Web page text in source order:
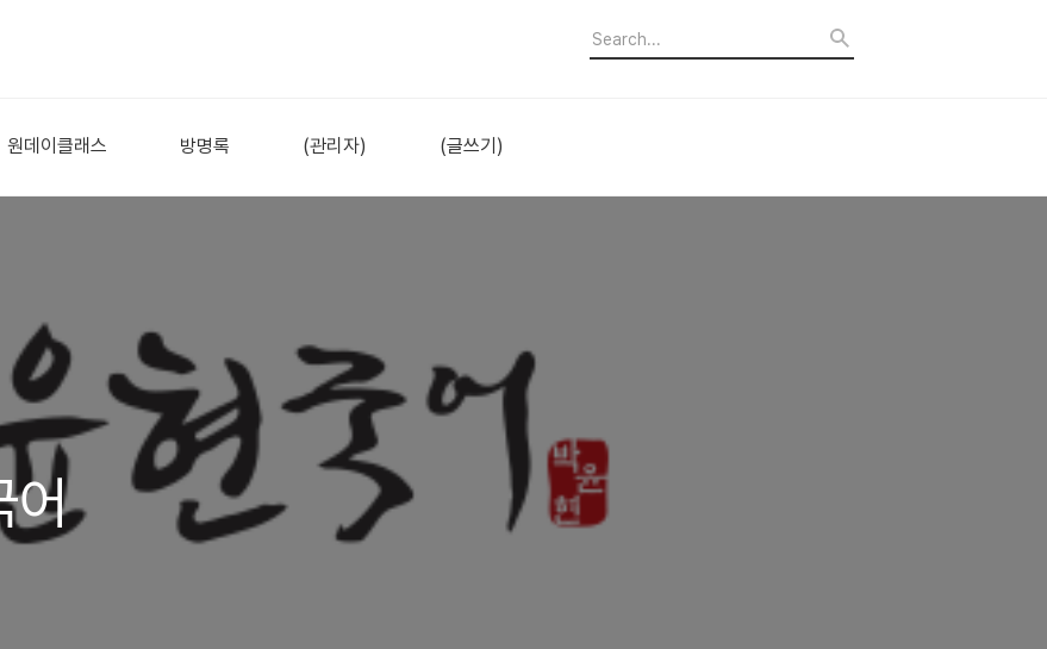
원데이클래스 방명록 (관리자) (글쓰기)
어